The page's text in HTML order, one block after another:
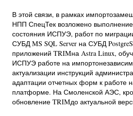
В этой связи, в рамках
НПП СпецТек возложено выполнение
состояния ИСПУЭ, работ по
СУБД MS SQL Server на СУБД
приложений TRIMна Astra Linux,
ИСПУЭ работе на
актуализации инструкций
адаптации отчетных форм к работе
платформе. На Смоленской АЭС,
обновление TRIMдо актуальной